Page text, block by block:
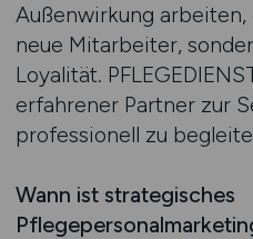
Außenwirkung
neue Mitarbeiter,
Loyalität.
erfahrener Partner zur
professionell zu
Wann ist strategisches